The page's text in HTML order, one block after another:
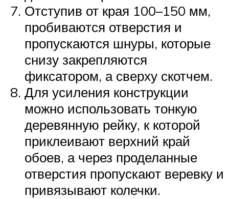
Отступив от края 100–150 мм,
пробиваются отверстия и
пропускаются шнуры, которые
снизу закрепляются
фиксатором, а сверху скотчем.
Для усиления конструкции
можно использовать тонкую
деревянную рейку, к которой
приклеивают верхний край
обоев, а через проделанные
отверстия пропускают веревку и
привязывают колечки.